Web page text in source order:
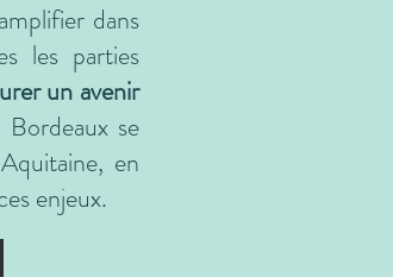
dans
les parties
un avenir
se
en
enjeux.